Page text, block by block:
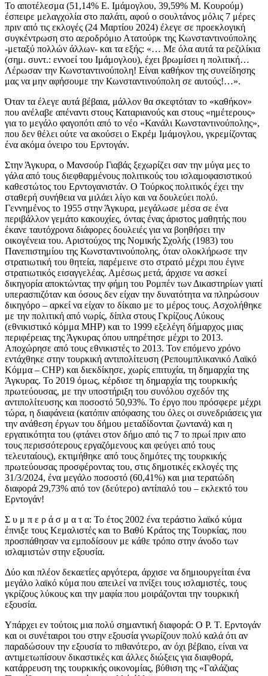
Το αποτέλεσμα (51,14% Ε. Ιμάμογλου, 39,59% Μ. Κουρούμ)
έσπειρε μελαγχολία στο παλάτι, αφού ο σουλτάνος μόλις 7 μέρες
πριν από τις εκλογές (24 Μαρτίου 2024) έλεγε σε προεκλογική
συγκέντρωση στο αεροδρόμιο Ατατούρκ της Κωνσταντινούπολης
-μεταξύ πολλών άλλων- και τα εξής: «… Με όλα αυτά τα ρεζιλίκια
(σημ. συντ.: εννοεί του Ιμάμογλου), έχει βρωμίσει η πολιτική…
Λέρωσαν την Κωνσταντινούπολη! Είναι καθήκον της συνείδησης
μας να μην αφήσουμε την Κωνσταντινούπολη σε αυτούς!…».
Όταν τα έλεγε αυτά βέβαια, μάλλον θα σκεφτόταν το «καθήκον»
που ανέλαβε απέναντι στους Καταριανούς και στους «ημέτερους»
για το μεγάλο φαγοπότι από το νέο «Κανάλι Κωνσταντινούπολης»,
που δεν θέλει ούτε να ακούσει ο Εκρέμ Ιμάμογλου, γκρεμίζοντας
ένα ακόμα όνειρο του Ερντογάν.
Στην Άγκυρα, ο Μανσούρ Γιαβάς ξεχωρίζει σαν την μύγα μες το
γάλα από τους διεφθαρμένους πολιτικούς του ισλαμοφασιστικού
καθεστώτος του Ερντογανιστάν. Ο Τούρκος πολιτικός έχει την
σταθερή συνήθεια να μιλάει λίγο και να δουλεύει πολύ.
Γεννημένος το 1955 στην Άγκυρα, μεγάλωσε μέσα σε ένα
περιβάλλον γεμάτο κακουχίες, όντας ένας άριστος μαθητής που
έκανε ταυτόχρονα διάφορες δουλειές για να βοηθήσει την
οικογένεια του. Αριστούχος της Νομικής Σχολής (1983) του
Πανεπιστημίου της Κωνσταντινούπολης, όταν ολοκλήρωσε την
στρατιωτική του θητεία, παρέμεινε στο στρατό μέχρι που έγινε
στρατιωτικός εισαγγελέας. Αμέσως μετά, άρχισε να ασκεί
δικηγορία αποκτώντας την φήμη του Ρομπέν των Δικαστηρίων γιατί
υπερασπιζόταν και όσους δεν είχαν την δυνατότητα να πληρώσουν
δικηγόρο – αρκεί να είχαν το δίκαιο με το μέρος τους. Ασχολήθηκε
με την πολιτική από νωρίς, δίπλα στους Γκρίζους Λύκους
(εθνικιστικό κόμμα MHP) και το 1999 εξελέγη δήμαρχος μιας
περιφέρειας της Άγκυρας όπου υπηρέτησε μέχρι το 2013.
Αποχώρησε από τους εθνικιστές το 2013. Τον επόμενο χρόνο
εντάχθηκε στην τουρκική αντιπολίτευση (Ρεπουμπλικανικό Λαϊκό
Κόμμα – CHP) και διεκδίκησε, χωρίς επιτυχία, τη δημαρχία της
Άγκυρας. Το 2019 όμως, κέρδισε τη δημαρχία της τουρκικής
πρωτεύουσας, με την υποστήριξη του συνόλου σχεδόν της
αντιπολίτευσης και ποσοστό 50,93%. Το έργο που πρόσφερε μέχρι
τώρα, η διαφάνεια (κατόπιν απόφασης του όλες οι συνεδριάσεις για
την ανάθεση έργων του δήμου μεταδίδονται ζωντανά) και η
εργατικότητα του (φτάνει στον δήμο από τις 7 το πρωί πριν απο
τους περισσότερους εργαζόμενους και φεύγει από τους
τελευταίους), εκτιμήθηκε από τους δημότες της τουρκικής
πρωτεύουσας προσφέροντας του, στις δημοτικές εκλογές της
31/3/2024, ένα μεγάλο ποσοστό (60,41%) και μια τερατώδη
διαφορά 29,73% από τον (δεύτερο) αντίπαλό του – εκλεκτό του
Ερντογάν!
Σ υ μ π ε ρ ά σ μ α τ α: Το έτος 2002 ένα τεράστιο λαϊκό κύμα
έπνιξε τους Κεμαλιστές και το Βαθύ Κράτος της Τουρκίας, που
προσπάθησαν να εμποδίσουν με κάθε τρόπο στην άνοδο των
ισλαμιστών στην εξουσία.
Δύο και πλέον δεκαετίες αργότερα, άρχισε να δημιουργείται ένα
μεγάλο λαϊκό κύμα που απειλεί να πνίξει τους ισλαμιστές, τους
γκρίζους λύκους και την μαφία που μοιράζονται την τουρκική
εξουσία.
Υπάρχει εν τούτοις μια πολύ σημαντική διαφορά: Ο Ρ. Τ. Ερντογάν
και οι συνέταιροι του στην εξουσία γνωρίζουν πολύ καλά ότι αν
παραδώσουν την εξουσία το πιθανότερο, αν όχι βέβαιο, είναι να
αντιμετωπίσουν δικαστικές και άλλες διώξεις για διαφθορά,
κατάρρευση της τουρκικής οικονομίας, βύθιση της «Γαλάζιας